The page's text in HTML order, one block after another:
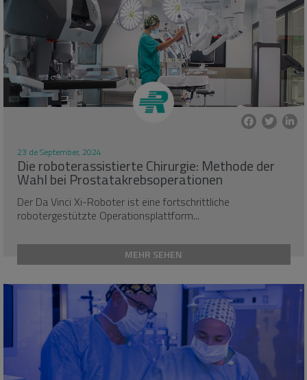
23 de September, 2024
Die roboterassistierte Chirurgie: Methode der
Wahl bei Prostatakrebsoperationen
Der Da Vinci Xi-Roboter ist eine fortschrittliche
robotergestützte Operationsplattform...
MEHR SEHEN